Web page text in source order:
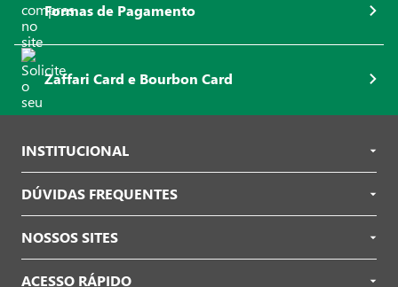
Formas de Pagamento
Zaffari Card e Bourbon Card
INSTITUCIONAL
DÚVIDAS FREQUENTES
NOSSOS SITES
ACESSO RÁPIDO